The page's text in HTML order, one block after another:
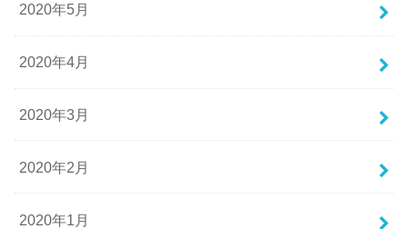
2020年5月
2020年4月
2020年3月
2020年2月
2020年1月